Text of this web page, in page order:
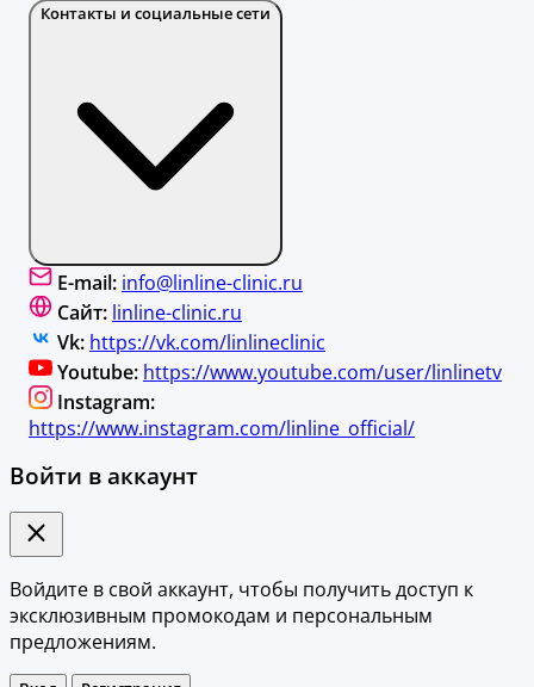
Контакты и социальные сети
E-mail: info@linline-clinic.ru
Сайт: linline-clinic.ru
Vk: https://vk.com/linlineclinic
Youtube: https://www.youtube.com/user/linlinetv
Instagram:
https://www.instagram.com/linline_official/
Войти в аккаунт
Войдите в свой аккаунт, чтобы получить доступ к
эксклюзивным промокодам и персональным
предложениям.